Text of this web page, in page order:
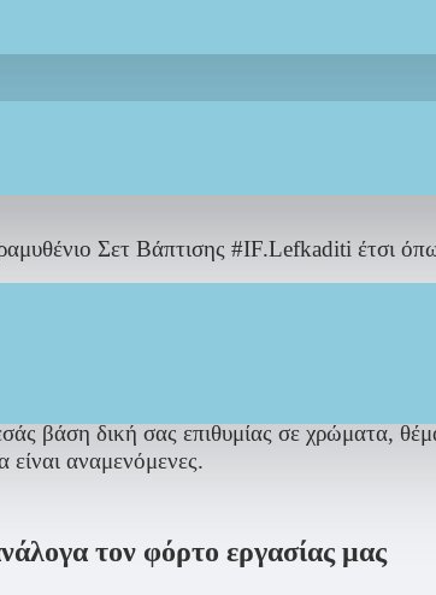
“Mickey Mouse
της βάπτισης σας.
Σετ Βάπτισης #IF.Lefkaditi έτσι όπως
επικρατούν σε κάθε μας
βάση δική σας επιθυμίας σε χρώματα,
είναι αναμενόμενες.
τον φόρτο εργασίας μας